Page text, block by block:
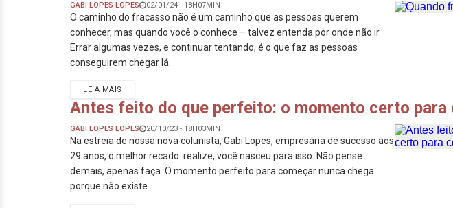
GABI LOPES LOPES 02/01/24 - 18H07MIN
O caminho do fracasso não é um caminho que as pessoas querem
conhecer, mas quando você o conhece – talvez entenda por onde não ir.
Errar algumas vezes, e continuar tentando, é o que faz as pessoas
conseguirem chegar lá.
LEIA MAIS
Antes feito do que perfeito: o momento certo para
GABI LOPES LOPES 20/10/23 - 18H03MIN
Na estreia de nossa nova colunista, Gabi Lopes, empresária de sucesso aos
29 anos, o melhor recado: realize, você nasceu para isso. Não pense
demais, apenas faça. O momento perfeito para começar nunca chega
porque não existe.